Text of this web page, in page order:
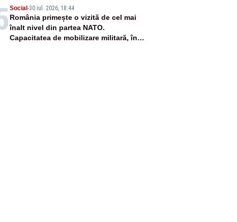
Social-30 iul. 2026, 18:44
România primește o vizită de cel mai
înalt nivel din partea NATO.
Capacitatea de mobilizare militară, în